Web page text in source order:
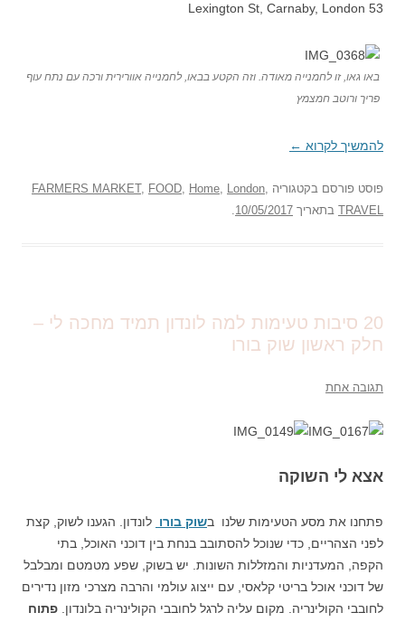
53 Lexington St, Carnaby, London
באו גאו, זו לחמנייה מאודה. וזה הקטע בבאו, לחמנייה אוורירית ורכה עם נתח עוף
פריך ורוטב חמצמץ
להמשיך לקרוא ←
פוסט פורסם בקטגוריה FARMERS MARKET, FOOD, Home, London,
TRAVEL בתאריך 10/05/2017
.
20 סיבות טעימות למה לונדון תמיד מחכה לי –
חלק ראשון שוק בורו
תגובה אחת
אצא לי השוקה
פתחנו את מסע הטעימות שלנו בשוק בורו לונדון. הגענו לשוק, קצת
לפני הצהריים, כדי שנוכל להסתובב בנחת בין דוכני האוכל, בתי
הקפה, המעדניות והמזללות השונות. יש בשוק, שפע מטמטם ומבלבל
של דוכני אוכל בריטי קלאסי, עם ייצוג עולמי והרבה מצרכי מזון נדירים
לחובבי הקולינריה. מקום עליה לרגל לחובבי הקולינריה בלונדון. פתוח